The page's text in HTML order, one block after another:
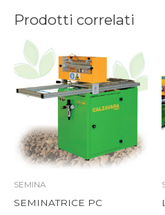
Prodotti correlati
SEMINA
SEMINATRICE PC